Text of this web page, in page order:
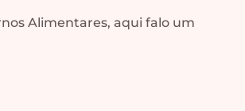
Alimentares, aqui falo um